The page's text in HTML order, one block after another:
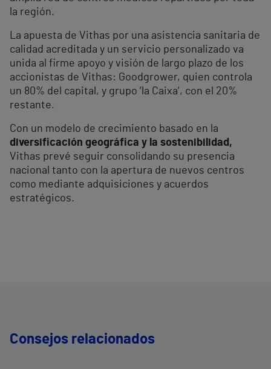
la región.
La apuesta de Vithas por una asistencia sanitaria de
calidad acreditada y un servicio personalizado va
unida al firme apoyo y visión de largo plazo de los
accionistas de Vithas: Goodgrower, quien controla
un 80% del capital, y grupo ‘la Caixa’, con el 20%
restante.
Con un modelo de crecimiento basado en la
diversificación geográfica y la sostenibilidad,
Vithas prevé seguir consolidando su presencia
nacional tanto con la apertura de nuevos centros
como mediante adquisiciones y acuerdos
estratégicos.
Consejos relacionados